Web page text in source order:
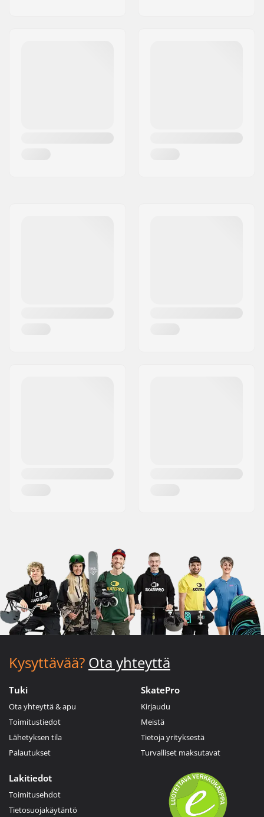
Kysyttävää? Ota yhteyttä
Tuki
Ota yhteyttä & apu
Toimitustiedot
Lähetyksen tila
Palautukset
SkatePro
Kirjaudu
Meistä
Tietoja yrityksestä
Turvalliset maksutavat
Lakitiedot
Toimitusehdot
Tietosuojakäytäntö